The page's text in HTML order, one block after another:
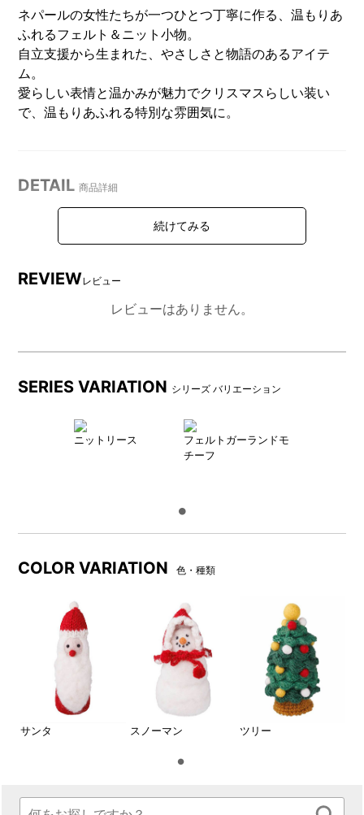
ネパールの女性たちが一つひとつ丁寧に作る、温もりあ
ふれるフェルト＆ニット小物。
自立支援から生まれた、やさしさと物語のあるアイテ
ム。
愛らしい表情と温かみが魅力でクリスマスらしい装い
で、温もりあふれる特別な雰囲気に。
DETAIL商品詳細
サンタ：横から見た姿 スノーマン：横から見た姿
REVIEWレビュー
レビューはありません。
SERIES VARIATION シリーズ バリエーション
ニットリース
フェルトガーランドモ
チーフ
COLOR VARIATION 色・種類
サンタ スノーマン ツリー